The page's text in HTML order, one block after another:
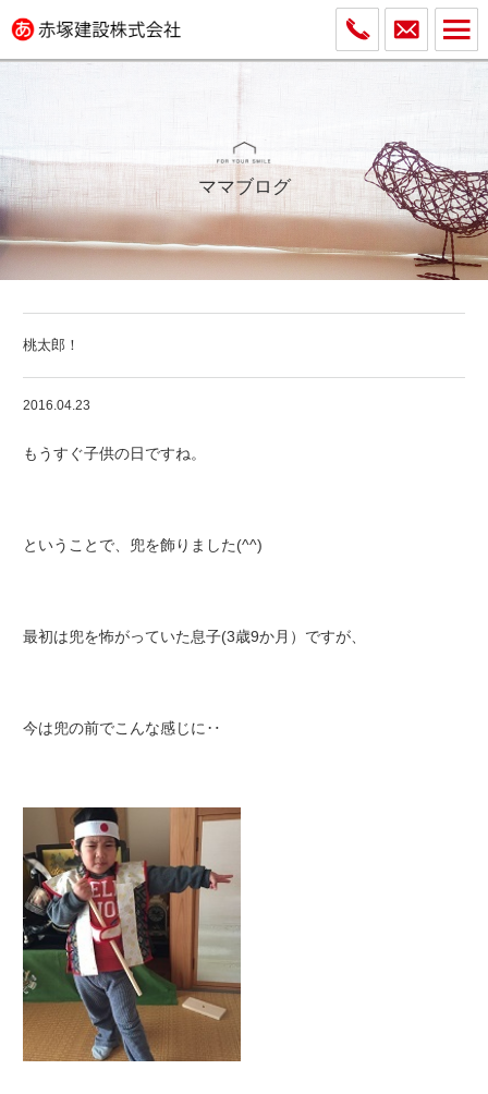
ママブログ
桃太郎！
2016.04.23
もうすぐ子供の日ですね。
ということで、兜を飾りました(^^)
最初は兜を怖がっていた息子(3歳9か月）ですが、
今は兜の前でこんな感じに‥